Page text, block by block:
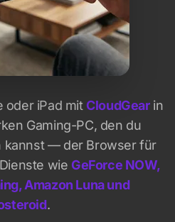
oder iPad mitCloudGearin
Gaming-PC, den du
kannst — der Browser für
wieGeForce NOW,
Amazon Luna und
.